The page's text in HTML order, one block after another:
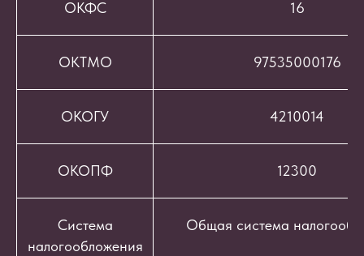
ОКФС 16
ОКТМО 97535000176
ОКОГУ 4210014
ОКОПФ 12300
Система
налогообложения
Общая система